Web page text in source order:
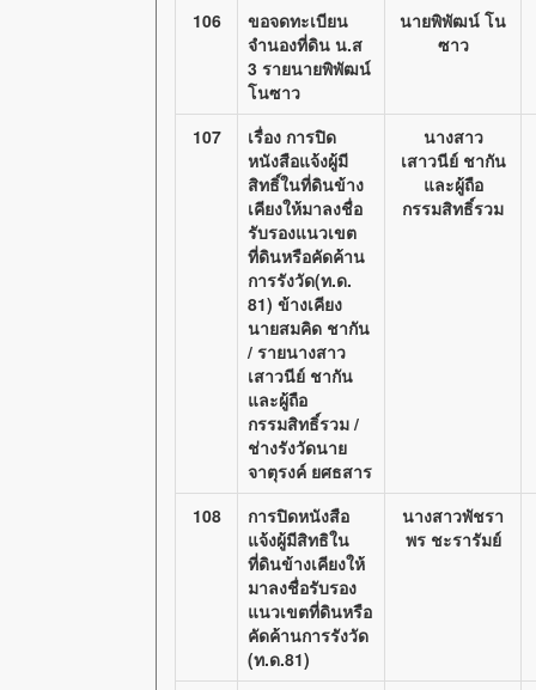
106
ขอจดทะเบียน
จำนองที่ดิน น.ส
3 รายนายพิพัฒน์
โนซาว
นายพิพัฒน์ โน
ซาว
107
เรื่อง การปิด
หนังสือแจ้งผู้มี
สิทธิ์ในที่ดินข้าง
เคียงให้มาลงชื่อ
รับรองแนวเขต
ที่ดินหรือคัดค้าน
การรังวัด(ท.ด.
81) ข้างเคียง
นายสมคิด ชากัน
/ รายนางสาว
เสาวนีย์ ชากัน
และผู้ถือ
กรรมสิทธิ์รวม /
ช่างรังวัดนาย
จาตุรงค์ ยศธสาร
นางสาว
เสาวนีย์ ชากัน
และผู้ถือ
กรรมสิทธิ์รวม
108
การปิดหนังสือ
แจ้งผู้มีสิทธิใน
ที่ดินข้างเคียงให้
มาลงชื่อรับรอง
แนวเขตที่ดินหรือ
คัดค้านการรังวัด
(ท.ด.81)
นางสาวพัชรา
พร ชะรารัมย์